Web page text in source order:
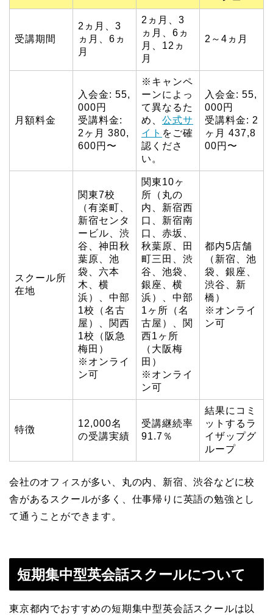
受講期間
2ヵ月、3
ヵ月、6ヵ
月
2ヵ月、3
ヵ月、6ヵ
月、12ヵ
月
2～4ヵ月
月額料金
入会金: 55,
000円
受講料金:
2ヶ月 380,
600円〜
※キャンペ
ーンによっ
て異なるた
め、 公式サ
イト をご確
認くださ
い。
入会金: 55,
000円
受講料金: 2
ヶ月 437,8
00円〜
スクール所
在地
関東7校
（有楽町、
新宿センタ
ービル、渋
谷、神田秋
葉原、池
袋、六本
木、横
浜）、中部
1校（名古
屋）、関西
1校（阪急
梅田）
※オンライ
ン可
関東10ヶ
所（丸の
内、新宿西
口、新宿南
口、赤坂、
秋葉原、田
町三田、渋
谷、池袋、
銀座、横
浜）、中部
1ヶ所（名
古屋）、関
西1ヶ所
（大阪梅
田）
※オンライ
ン可
都内5店舗
（新宿、池
袋、銀座、
渋谷、新
橋）
※オンライ
ン可
特徴
12,000名
の受講実績
受講継続率
91.7％
結果にコミ
ットするラ
イザップグ
ループ
会社のオフィスが多い、丸の内、新宿、渋谷などに校
舎があるスクールが多く、仕事帰りに英語の勉強とし
て通うことができます。
短期集中型英会話スクールについて
東京都内でおすすめの短期集中型英会話スクールは以